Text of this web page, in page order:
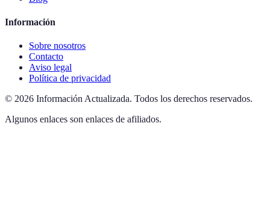
Información
Sobre nosotros
Contacto
Aviso legal
Política de privacidad
© 2026 Información Actualizada. Todos los derechos reservados.
Algunos enlaces son enlaces de afiliados.